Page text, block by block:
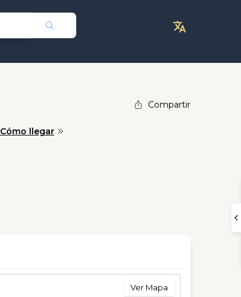
Cómo llegar
Compartir
Ver Mapa